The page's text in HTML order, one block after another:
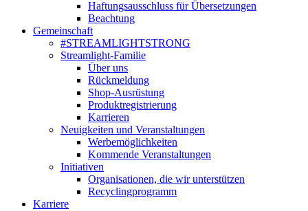
Haftungsausschluss für Übersetzungen
Beachtung
Gemeinschaft
#STREAMLIGHTSTRONG
Streamlight-Familie
Über uns
Rückmeldung
Shop-Ausrüstung
Produktregistrierung
Karrieren
Neuigkeiten und Veranstaltungen
Werbemöglichkeiten
Kommende Veranstaltungen
Initiativen
Organisationen, die wir unterstützen
Recyclingprogramm
Karriere